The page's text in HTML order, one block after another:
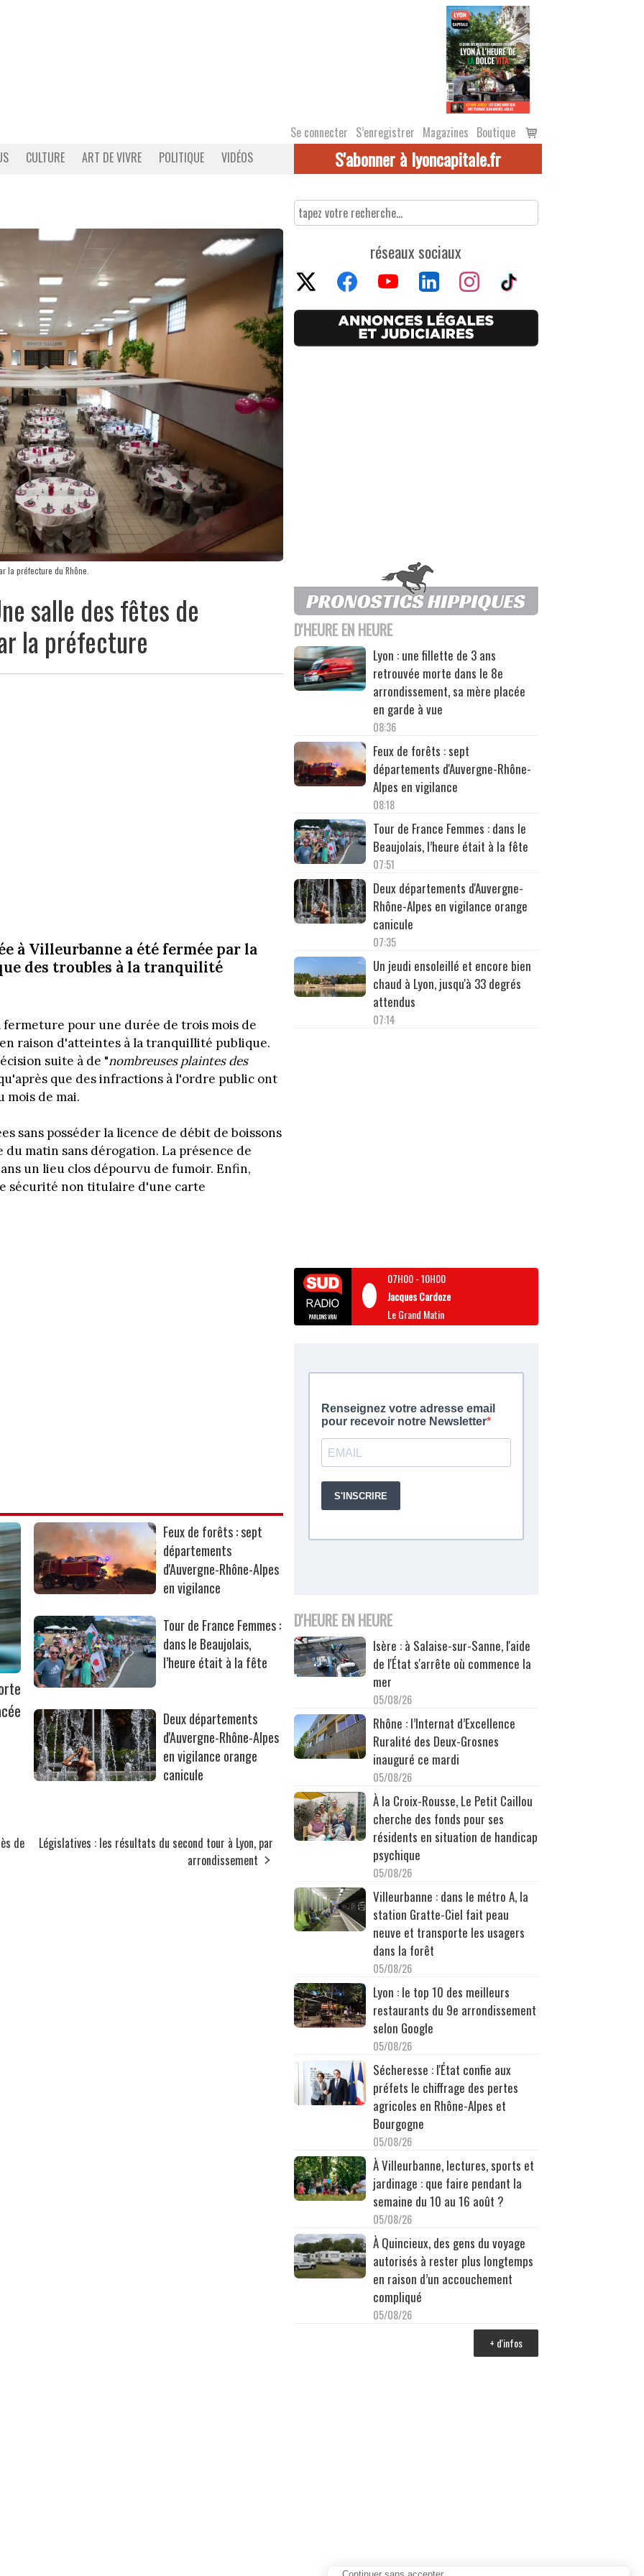
Se connecter S’enregistrer Magazines Boutique
Voir
le
CULTURE ART DE VIVRE POLITIQUE VIDÉOS S'abonner à lyoncapitale.fr
la préfecture du Rhône.
salle des fêtes de
la préfecture
à Villeurbanne a été fermée par la
des troubles à la tranquilité
pour une durée de trois mois de
raison d'atteintes à la tranquillité publique.
suite à de "nombreuses plaintes des
que des infractions à l'ordre public ont
mois de mai.
sans posséder la licence de débit de boissons
matin sans dérogation. La présence de
un lieu clos dépourvu de fumoir. Enfin,
sécurité non titulaire d'une carte
Feux de forêts : sept
départements
d'Auvergne-Rhône-Alpes
en vigilance
Tour de France Femmes :
dans le Beaujolais,
l’heure était à la fête
Deux départements
d'Auvergne-Rhône-Alpes
en vigilance orange
canicule
de
Législatives : les résultats du second tour à Lyon, par
arrondissement
réseaux sociaux
D'HEURE EN HEURE
Lyon : une fillette de 3 ans
retrouvée morte dans le 8e
arrondissement, sa mère placée
en garde à vue
08:36
Feux de forêts : sept
départements d'Auvergne-Rhône-
Alpes en vigilance
08:18
Tour de France Femmes : dans le
Beaujolais, l’heure était à la fête
07:51
Deux départements d'Auvergne-
Rhône-Alpes en vigilance orange
canicule
07:35
Un jeudi ensoleillé et encore bien
chaud à Lyon, jusqu'à 33 degrés
attendus
07:14
07H00-10H00
Jacques Cardoze
Le Grand Matin
D'HEURE EN HEURE
Isère : à Salaise-sur-Sanne, l'aide
de l'État s'arrête où commence la
mer
05/08/26
Rhône : l’Internat d’Excellence
Ruralité des Deux-Grosnes
inauguré ce mardi
05/08/26
À la Croix-Rousse, Le Petit Caillou
cherche des fonds pour ses
résidents en situation de handicap
psychique
05/08/26
Villeurbanne : dans le métro A, la
station Gratte-Ciel fait peau
neuve et transporte les usagers
dans la forêt
05/08/26
Lyon : le top 10 des meilleurs
restaurants du 9e arrondissement
selon Google
05/08/26
Sécheresse : l'État confie aux
préfets le chiffrage des pertes
agricoles en Rhône-Alpes et
Bourgogne
05/08/26
À Villeurbanne, lectures, sports et
jardinage : que faire pendant la
semaine du 10 au 16 août ?
05/08/26
À Quincieux, des gens du voyage
autorisés à rester plus longtemps
en raison d’un accouchement
compliqué
05/08/26
+ d'infos